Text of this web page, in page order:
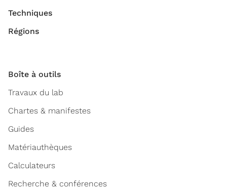
Techniques
Régions
Boîte à outils
Travaux du lab
Chartes & manifestes
Guides
Matériauthèques
Calculateurs
Recherche & conférences